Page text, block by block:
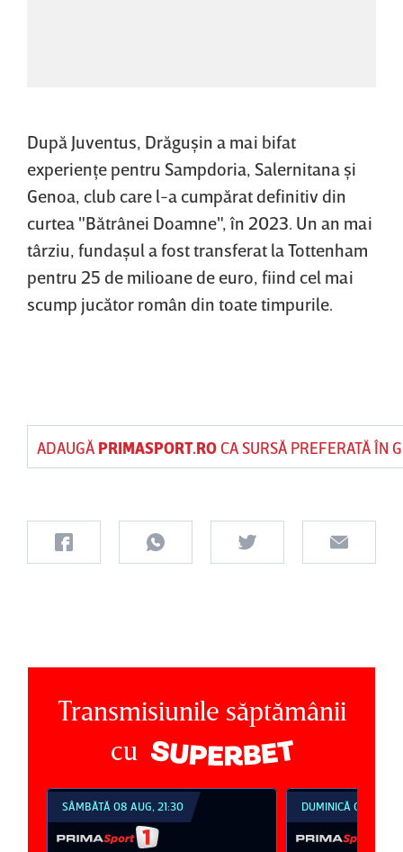
După Juventus, Drăguşin a mai bifat
experienţe pentru Sampdoria, Salernitana şi
Genoa, club care l-a cumpărat definitiv din
curtea "Bătrânei Doamne", în 2023. Un an mai
târziu, fundaşul a fost transferat la Tottenham
pentru 25 de milioane de euro, fiind cel mai
scump jucător român din toate timpurile.
ADAUGĂ PRIMASPORT.ROCA SURSĂ PREFERATĂ ÎN
Transmisiunile săptămânii
cu
SÂMBĂTĂ 08 AUG, 21:30 DUMINICĂ 09 AUG,